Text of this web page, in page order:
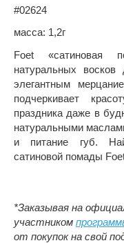
#02624
масса: 1,2г
Foet «сатиновая
натуральных
элегантным
подчеркивает
праздника даже в
натуральными
и питание губ.
сатиновой помады
*Заказывая на
участником
от покупок на свой